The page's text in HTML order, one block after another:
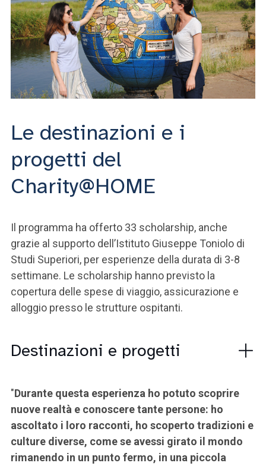
Le destinazioni e i
progetti del
Charity@HOME
Il programma ha offerto 33 scholarship, anche
grazie al supporto dell’Istituto Giuseppe Toniolo di
Studi Superiori, per esperienze della durata di 3-8
settimane. Le scholarship hanno previsto la
copertura delle spese di viaggio, assicurazione e
alloggio presso le strutture ospitanti.
Destinazioni e progetti
"Durante questa esperienza ho potuto scoprire
nuove realtà e conoscere tante persone: ho
ascoltato i loro racconti, ho scoperto tradizioni e
culture diverse, come se avessi girato il mondo
rimanendo in un punto fermo, in una piccola